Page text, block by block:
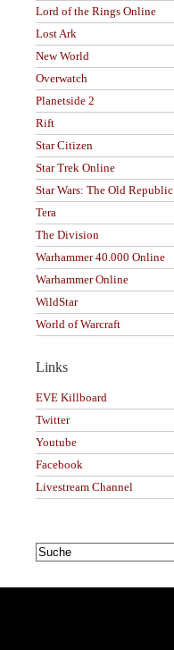
Lord of the Rings Online
Lost Ark
New World
Overwatch
Planetside 2
Rift
Star Citizen
Star Trek Online
Star Wars: The Old Republic
Tera
The Division
Warhammer 40.000 Online
Warhammer Online
WildStar
World of Warcraft
Links
EVE Killboard
Twitter
Youtube
Facebook
Livestream Channel